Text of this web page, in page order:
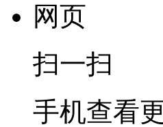
网页
扫一扫
手机查看